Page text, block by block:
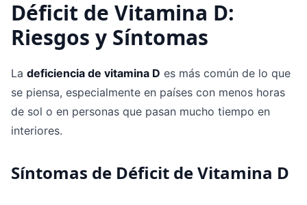
Déficit de Vitamina D:
Riesgos y Síntomas
La deficiencia de vitamina D es más común de lo que
se piensa, especialmente en países con menos horas
de sol o en personas que pasan mucho tiempo en
interiores.
Síntomas de Déficit de Vitamina D